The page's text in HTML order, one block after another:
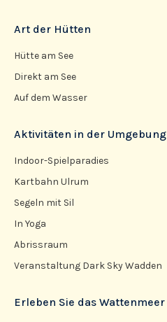
Art der Hütten
Hütte am See
Direkt am See
Auf dem Wasser
Aktivitäten in der Umgebung
Indoor-Spielparadies
Kartbahn Ulrum
Segeln mit Sil
In Yoga
Abrissraum
Veranstaltung Dark Sky Wadden
Erleben Sie das Wattenmeer